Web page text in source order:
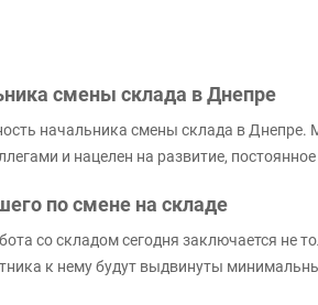
смены склада в Днепре
начальника смены склада в
и нацелен на развитие,
по смене на складе
со складом сегодня заключается не
к нему будут выдвинуты